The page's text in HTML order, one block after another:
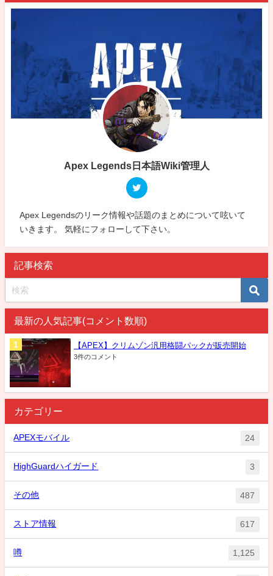
Apex Legends日本語Wiki管理人
Apex Legendsのリーク情報や話題のまとめについて呟いて
いきます。 気軽にフォローして下さい。
記事検索
最新の人気記事(コメント数順)
【APEX】クリムゾン汎用格闘パックが販売開始
3件のコメント
カテゴリー
APEXモバイル 24
HighGuardハイガード 3
その他 487
ストア情報 617
噂 1,125